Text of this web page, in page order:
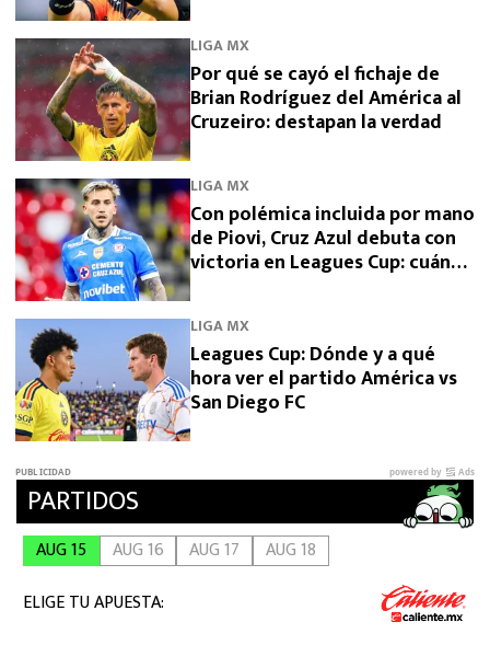
LIGA MX
Por qué se cayó el fichaje de
Brian Rodríguez del América al
Cruzeiro: destapan la verdad
LIGA MX
Con polémica incluida por mano
de Piovi, Cruz Azul debuta con
victoria en Leagues Cup: cuándo
LIGA MX
Leagues Cup: Dónde y a qué
hora ver el partido América vs
San Diego FC